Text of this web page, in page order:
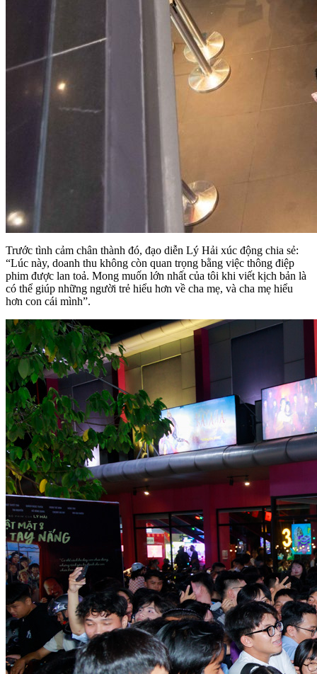
Trước tình cảm chân thành đó, đạo diễn Lý Hải xúc động chia sẻ:
“Lúc này, doanh thu không còn quan trọng bằng việc thông điệp
phim được lan toả. Mong muốn lớn nhất của tôi khi viết kịch bản là
có thể giúp những người trẻ hiểu hơn về cha mẹ, và cha mẹ hiểu
hơn con cái mình”.